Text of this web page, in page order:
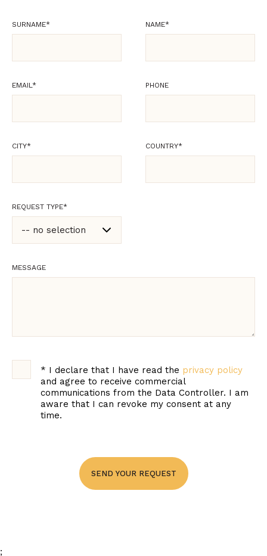
SURNAME* NAME*
EMAIL* PHONE
CITY* COUNTRY*
REQUEST TYPE*
-- no selection
Commercial or
and recipes
Marketing
MESSAGE
* I declare that I have read the privacy policy
and agree to receive commercial
communications from the Data Controller. I am
aware that I can revoke my consent at any
time.
SEND YOUR REQUEST
;